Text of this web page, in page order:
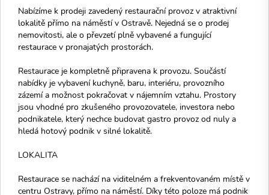
Nabízíme k prodeji zavedený restaurační provoz v atraktivní
lokalitě přímo na náměstí v Ostravě. Nejedná se o prodej
nemovitosti, ale o převzetí plně vybavené a fungující
restaurace v pronajatých prostorách.
Restaurace je kompletně připravena k provozu. Součástí
nabídky je vybavení kuchyně, baru, interiéru, provozního
zázemí a možnost pokračovat v nájemním vztahu. Prostory
jsou vhodné pro zkušeného provozovatele, investora nebo
podnikatele, který nechce budovat gastro provoz od nuly a
hledá hotový podnik v silné lokalitě.
LOKALITA
Restaurace se nachází na viditelném a frekventovaném místě v
centru Ostravy, přímo na náměstí. Díky této poloze má podnik